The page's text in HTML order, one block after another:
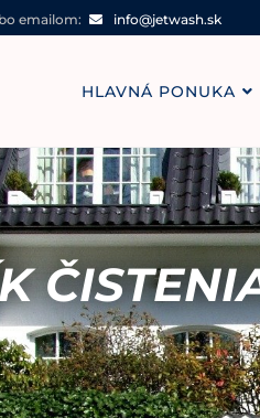
emailom: info@jetwash.sk
HLAVNÁ PONUKA